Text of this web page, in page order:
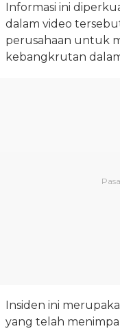
Informasi ini
dalam video
perusahaan untuk
kebangkrutan
Insiden ini
yang telah